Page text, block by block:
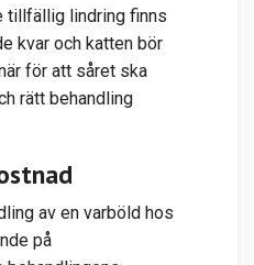
tillfällig lindring finns
kvar och katten bör
för att såret ska
rätt behandling
av en varböld hos
på